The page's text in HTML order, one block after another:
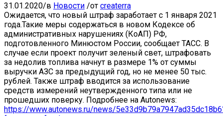
31.01.2020/в Новости /от createrra
Ожидается, что новый штраф заработает с 1 января 2021
года.Такие меры содержаться в новом Кодексе об
административных нарушениях (КоАП) РФ,
подготовленного Минюстом России, сообщает ТАСС. В
случае если проект получит зеленый свет, штрафовать
за недолив топлива начнут в размере 1% от суммы
выручки АЗС за предыдущий год, но не менее 50 тыс.
рублей. Также штраф вводится за использование
средств измерений неутвержденного типа или не
прошедших поверку. Подробнее на Autonews:
https://www.autonews.ru/news/